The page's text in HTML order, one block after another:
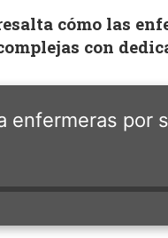
cómo las
con
enfermeras por